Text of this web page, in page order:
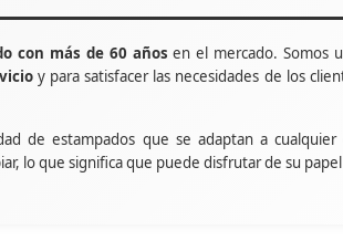
con más de 60 años en el mercado. Somos
y para satisfacer las necesidades de los
de estampados que se adaptan a
lo que significa que puede disfrutar de su